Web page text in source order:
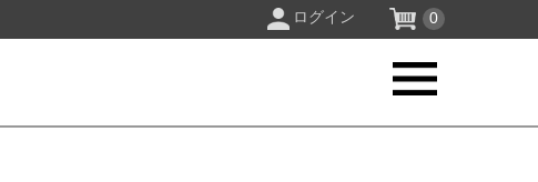
ログイン 0